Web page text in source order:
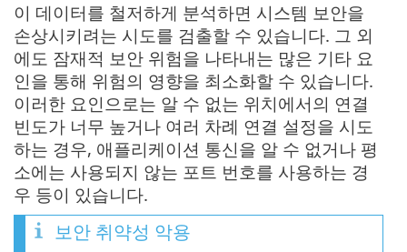
이 데이터를 철저하게 분석하면 시스템 보안을
손상시키려는 시도를 검출할 수 있습니다. 그 외
에도 잠재적 보안 위험을 나타내는 많은 기타 요
인을 통해 위험의 영향을 최소화할 수 있습니다.
이러한 요인으로는 알 수 없는 위치에서의 연결
빈도가 너무 높거나 여러 차례 연결 설정을 시도
하는 경우, 애플리케이션 통신을 알 수 없거나 평
소에는 사용되지 않는 포트 번호를 사용하는 경
우 등이 있습니다.
보안 취약성 악용